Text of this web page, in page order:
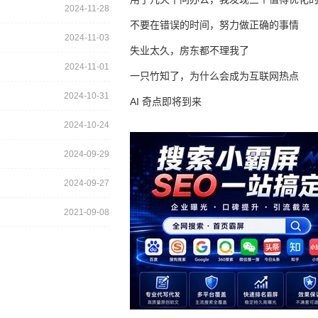
2024-11-28
2024-11-03
2024-11-01
2024-10-31
2024-10-24
2024-09-29
2024-09-27
2021-09-08
不要在错误的时间，努力做正确的事情
失业太久，房东都不理我了
一只竹知了，为什么会成为互联网热点
AI 奇点即将到来